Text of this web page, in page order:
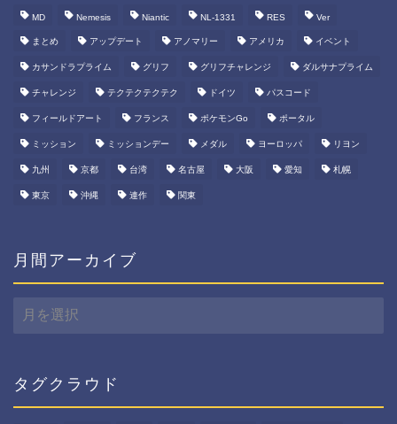
MD Nemesis Niantic NL-1331 RES Ver
まとめ アップデート アノマリー アメリカ イベント
カサンドラプライム グリフ グリフチャレンジ ダルサナプライム
チャレンジ テクテクテクテク ドイツ パスコード
フィールドアート フランス ポケモンGo ポータル
ミッション ミッションデー メダル ヨーロッパ リヨン
九州 京都 台湾 名古屋 大阪 愛知 札幌
東京 沖縄 連作 関東
月間アーカイブ
間
カ
タグクラウド